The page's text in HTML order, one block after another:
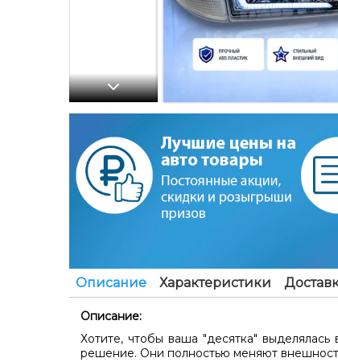
Описание Характеристики
Описание:
Хотите, чтобы ваша "десятка"
решение. Они полностью меняют